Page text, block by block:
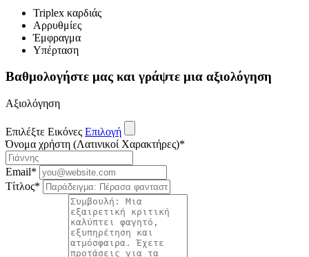
Triplex καρδιάς
Αρρυθμίες
Έμφραγμα
Υπέρταση
Βαθμολογήστε μας και γράψτε μια αξιολόγηση
Αξιολόγηση
Επιλέξτε Εικόνες Επιλογή
Όνομα χρήστη (Λατινικοί Χαρακτήρες)*
Email*
Τίτλος*